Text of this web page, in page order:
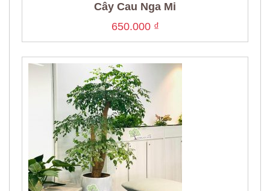
Cây Cau Nga Mi
650.000 ₫